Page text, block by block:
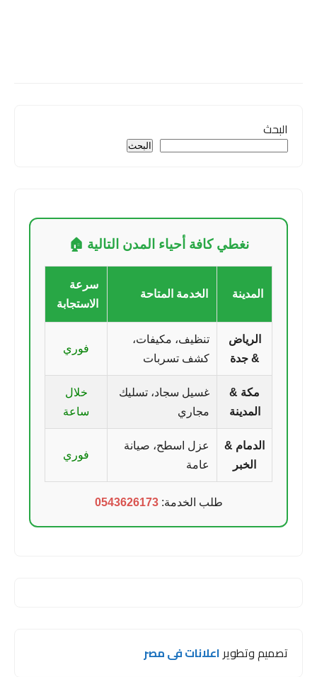
البحث
البحث
نغطي كافة أحياء المدن التالية 🏠
المدينة الخدمة المتاحة
سرعة
الاستجابة
الرياض
& جدة
تنظيف، مكيفات،
كشف تسربات
فوري
مكة &
المدينة
غسيل سجاد، تسليك
مجاري
خلال
ساعة
الدمام &
الخبر
عزل اسطح، صيانة
عامة
فوري
طلب الخدمة:0543626173
تصميم وتطويراعلانات فى مصر